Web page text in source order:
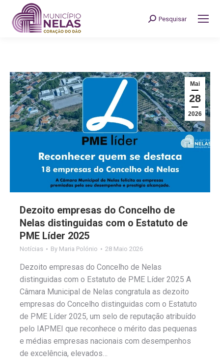
Search:
Pesquisar
Mai
28
2026
Dezoito empresas do Concelho de
Nelas distinguidas com o Estatuto de
PME Líder 2025
Notícias By Maria Polónio 28 Maio 2026
Dezoito empresas do Concelho de Nelas
distinguidas com o Estatuto de PME Líder 2025 A
Câmara Municipal de Nelas congratula as dezoito
empresas do Concelho distinguidas com o Estatuto
de PME Líder 2025, um selo de reputação atribuído
pelo IAPMEI que reconhece o mérito das pequenas
e médias empresas nacionais com desempenhos
de excelência, elevados…